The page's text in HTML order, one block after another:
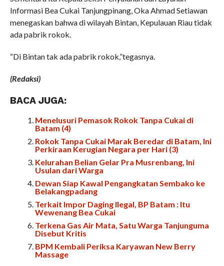
Informasi Bea Cukai Tanjungpinang, Oka Ahmad Setiawan
menegaskan bahwa di wilayah Bintan, Kepulauan Riau tidak
ada pabrik rokok.
“Di Bintan tak ada pabrik rokok,”tegasnya.
(Redaksi)
BACA JUGA:
Menelusuri Pemasok Rokok Tanpa Cukai di
Batam (4)
Rokok Tanpa Cukai Marak Beredar di Batam, Ini
Perkiraan Kerugian Negara per Hari (3)
Kelurahan Belian Gelar Pra Musrenbang, Ini
Usulan dari Warga
Dewan Siap Kawal Pengangkatan Sembako ke
Belakangpadang
Terkait Impor Daging Ilegal, BP Batam : Itu
Wewenang Bea Cukai
Terkena Gas Air Mata, Satu Warga Tanjunguma
Disebut Kritis
BPM Kembali Periksa Karyawan New Berry
Massage